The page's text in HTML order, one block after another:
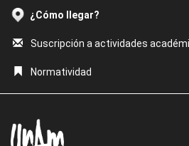
¿Cómo llegar?
Suscripción a actividades
Normatividad